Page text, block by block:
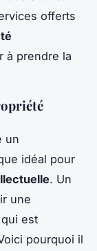
offerts
à prendre la
un
idéal pour
. Un
une
est
pourquoi il